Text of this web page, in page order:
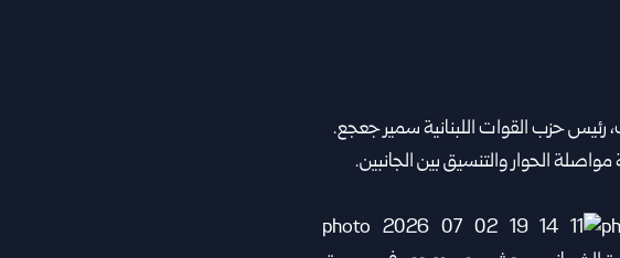
رئيس حزب القوات اللبنانية سمير جعجع.
الحوار والتنسيق بين الجانبين.